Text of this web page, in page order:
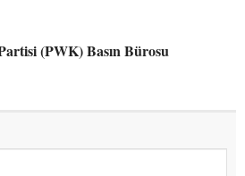
(PWK) Basın Bürosu